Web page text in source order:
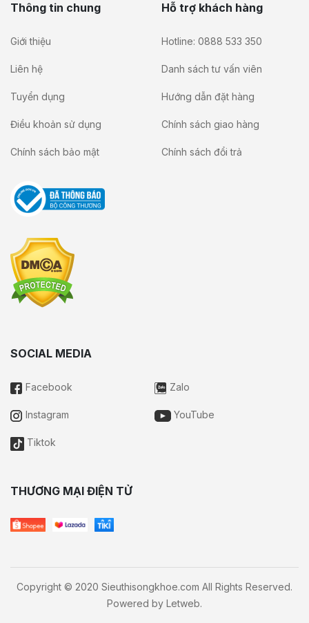
Thông tin chung
Giới thiệu
Liên hệ
Tuyển dụng
Điều khoản sử dụng
Chính sách bảo mật
Hỗ trợ khách hàng
Hotline: 0888 533 350
Danh sách tư vấn viên
Hướng dẫn đặt hàng
Chính sách giao hàng
Chính sách đổi trả
SOCIAL MEDIA
Facebook Zalo
Instagram YouTube
Tiktok
THƯƠNG MẠI ĐIỆN TỬ
Copyright © 2020 Sieuthisongkhoe.com All Rights Reserved.
Powered by Letweb.